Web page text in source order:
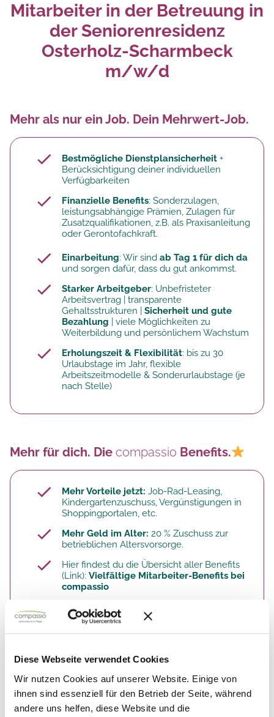
Diese Webseite verwendet Cookies
Wir nutzen Cookies auf unserer Website. Einige von
ihnen sind essenziell für den Betrieb der Seite, während
andere uns helfen, diese Website und die
Mitarbeiter in der Betreuung in
der Seniorenresidenz
Osterholz-Scharmbeck
m/w/d
Mehr als nur ein Job. Dein Mehrwert-Job.
Bestmögliche Dienstplansicherheit +
Berücksichtigung deiner individuellen
Verfügbarkeiten
Finanzielle Benefits: Sonderzulagen,
leistungsabhängige Prämien, Zulagen für
Zusatzqualifikationen, z.B. als Praxisanleitung
oder Gerontofachkraft.
Einarbeitung: Wir sind ab Tag 1 für dich da
und sorgen dafür, dass du gut ankommst.
Starker Arbeitgeber: Unbefristeter
Arbeitsvertrag | transparente
Gehaltsstrukturen | Sicherheit und gute
Bezahlung | viele Möglichkeiten zu
Weiterbildung und persönlichem Wachstum
Erholungszeit & Flexibilität: bis zu 30
Urlaubstage im Jahr, flexible
Arbeitszeitmodelle & Sonderurlaubstage (je
nach Stelle)
Mehr für dich. Die compassio Benefits.
Mehr Vorteile jetzt: Job-Rad-Leasing,
Kindergartenzuschuss, Vergünstigungen in
Shoppingportalen, etc.
Mehr Geld im Alter: 20 % Zuschuss zur
betrieblichen Altersvorsorge.​
Hier findest du die Übersicht aller Benefits
(Link): Vielfältige Mitarbeiter-Benefits bei
compassio
So arbeitest du. Deine Aufgaben.
Dubetreust und aktivierst unserer
BewohnerInnen (z.B. mit Aktivitäten wie
Malen und Basteln, Wäsche sortieren und